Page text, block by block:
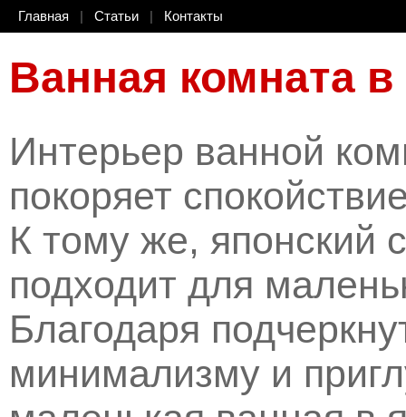
Главная Статьи Контакты
Ванная комната
Интерьер ванной
покоряет
К тому же, японский
подходит для
Благодаря
минимализму и